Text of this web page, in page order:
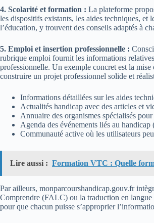
4. Scolarité et formation : La plateforme
les dispositifs existants, les aides techniques, et
l’éducation, y trouvent des conseils adaptés à
5. Emploi et insertion professionnelle :
rubrique emploi fournit les informations
professionnelle. Un exemple concret est la
construire un projet professionnel solide et
Informations détaillées sur les aides
Actualités handicap avec des articles et
Annuaire des organismes spécialisés
Agenda des événements liés au
Communauté active où les utilisateurs
Lire aussi : Formation VTC : Quelle
Par ailleurs, monparcourshandicap.gouv.fr
Comprendre (FALC) ou la traduction en
pour que chacun puisse s’approprier